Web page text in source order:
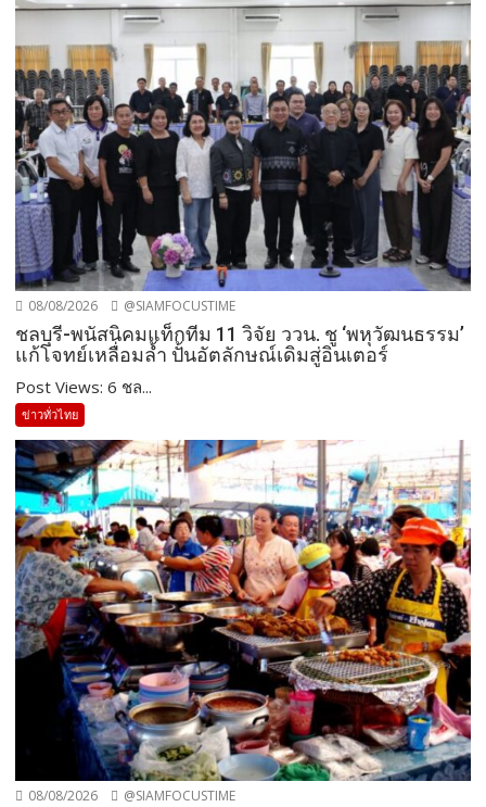
08/08/2026 @SIAMFOCUSTIME
ชลบุรี-พนัสนิคมแท็กทีม 11 วิจัย ววน. ชู ‘พหุวัฒนธรรม’
แก้โจทย์เหลื่อมล้ำ ปั้นอัตลักษณ์เดิมสู่อินเตอร์
Post Views: 6 ชล...
ข่าวทั่วไทย
08/08/2026 @SIAMFOCUSTIME